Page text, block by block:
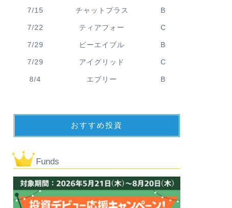
7/15 チャットプラス B
7/22 ティアフォー C
7/29 ビーエイブル B
7/29 アイグリッド C
8/4 エブリー B
おすすめ投資
Funds